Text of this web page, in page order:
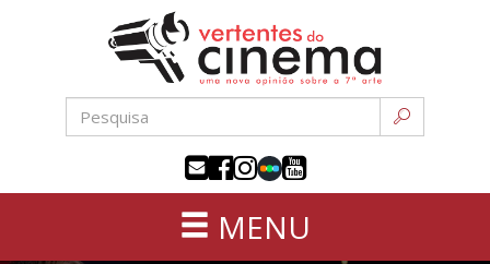
conteúdo
sétima
MENU